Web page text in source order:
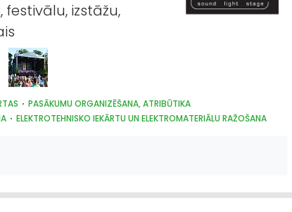
, festivālu, izstāžu,
PASĀKUMU ORGANIZĒŠANA, ATRIBŪTIKA
ELEKTROTEHNISKO IEKĀRTU UN ELEKTROMATERIĀLU RAŽOŠANA